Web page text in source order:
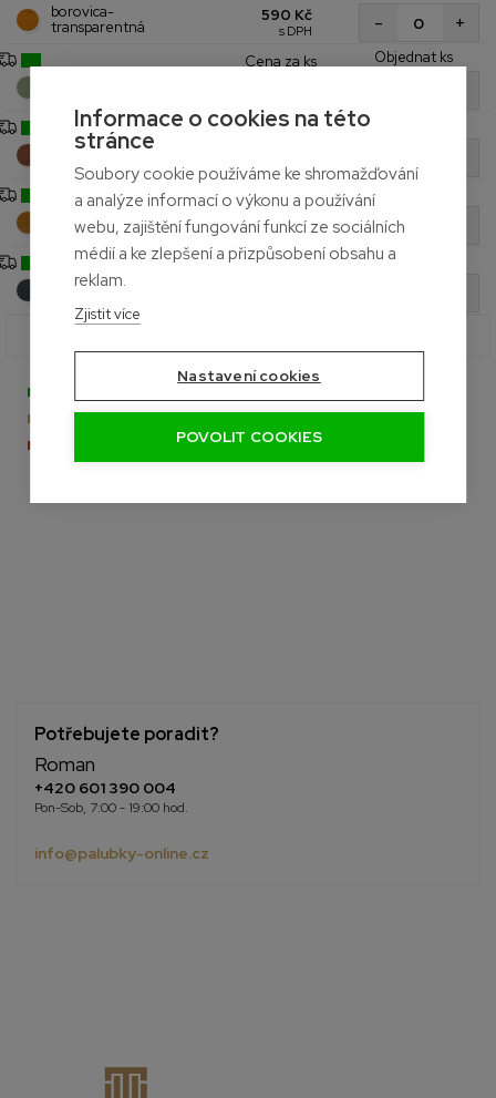
Potřebujete poradit?
Roman
+420 601 390 004
Pon-Sob, 7:00 - 19:00 hod.
info@palubky-online.cz
borovica-
transparentná
590 Kč
s DPH +
-
Cena za ks
Objednat ks
teak-
Cena za ks
s DPH
transparentný
Cena za ks
590 Kč
s DPH
Objednat ks
-
antracit-
Cena za ks
Objednat ks
- Naskladníme do měsíce
- Aktuálně nedostupné
Informace o cookies na této
stránce
Soubory cookie používáme ke shromažďování
a analýze informací o výkonu a používání
webu, zajištění fungování funkcí ze sociálních
médií a ke zlepšení a přizpůsobení obsahu a
reklam.
Zjistit více
Nastavení cookies
POVOLIT COOKIES